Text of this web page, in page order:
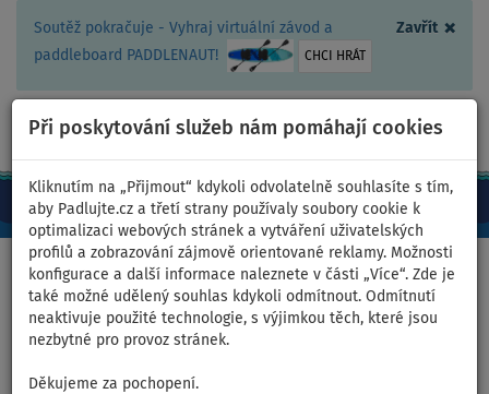
Zavřít ×
Soutěž pokračuje - Vyhraj virtuální závod a
paddleboard PADDLENAUT!
CHCI HRÁT
Při poskytování služeb nám pomáhají cookies
Kliknutím na „Přijmout“ kdykoli odvolatelně souhlasíte s tím,
aby Padlujte.cz a třetí strany používaly soubory cookie k
optimalizaci webových stránek a vytváření uživatelských
profilů a zobrazování zájmově orientované reklamy. Možnosti
konfigurace a další informace naleznete v části „Více“. Zde je
také možné udělený souhlas kdykoli odmítnout. Odmítnutí
neaktivuje použité technologie, s výjimkou těch, které jsou
nezbytné pro provoz stránek.
Děkujeme za pochopení.
CZ/Kč +420 467 409 090 0ks
Domů >Nafukovací paddleboardy >TOURING
Paddleboard MOAI Touring